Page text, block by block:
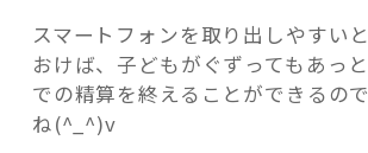
スマートフォンを取り出しやすい
おけば、子どもがぐずってもあっ
での精算を終えることができるの
ね(^_^)v